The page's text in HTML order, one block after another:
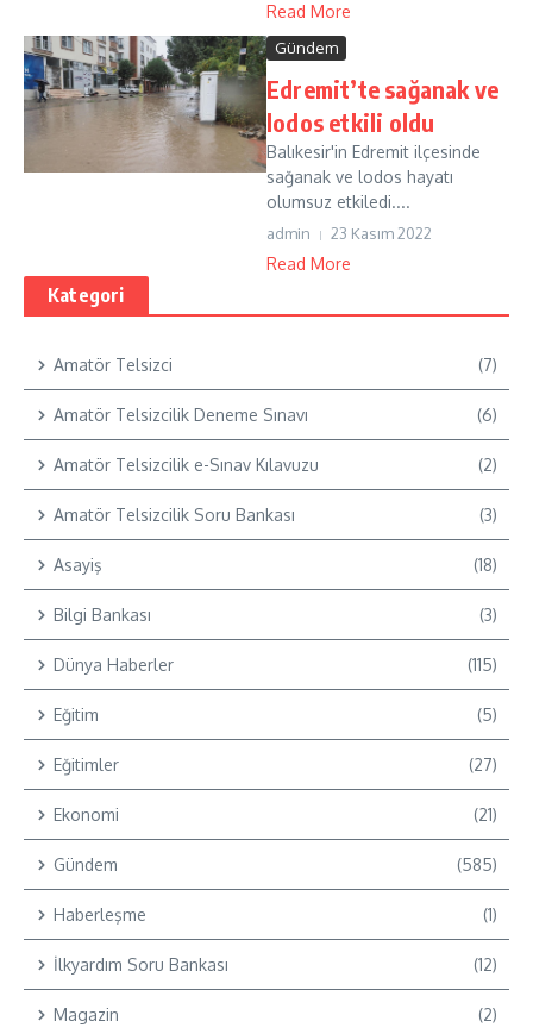
Read More
Gündem
Edremit’te sağanak ve
lodos etkili oldu
Balıkesir'in Edremit ilçesinde
sağanak ve lodos hayatı
olumsuz etkiledi....
admin 23 Kasım 2022
Read More
Kategori
Amatör Telsizci (7)
Amatör Telsizcilik Deneme Sınavı (6)
Amatör Telsizcilik e-Sınav Kılavuzu (2)
Amatör Telsizcilik Soru Bankası (3)
Asayiş (18)
Bilgi Bankası (3)
Dünya Haberler (115)
Eğitim (5)
Eğitimler (27)
Ekonomi (21)
Gündem (585)
Haberleşme (1)
İlkyardım Soru Bankası (12)
Magazin (2)